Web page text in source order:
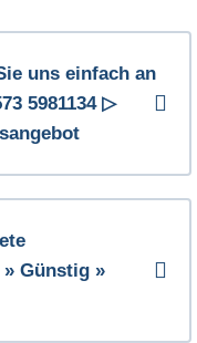
uns einfach an
5981134 ▷
Günstig »